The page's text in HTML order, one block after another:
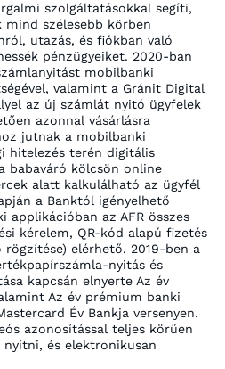
szolgáltatásokkal segíti,
mind szélesebb körben
utazás, és fiókban való
pénzügyeiket. 2020-ban
mobilbanki
valamint a Gránit Digital
az új számlát nyitó ügyfelek
azonnal vásárlásra
jutnak a mobilbanki
hitelezés terén digitális
babaváró kölcsön online
alatt kalkulálható az ügyfél
a Banktól igényelhető
applikációban az AFR összes
kérelem, QR-kód alapú fizetés
elérhető. 2019-ben a
nyitás és
kapcsán elnyerte Az év
Az év prémium banki
Év Bankja versenyen.
azonosítással teljes körűen
és elektronikusan